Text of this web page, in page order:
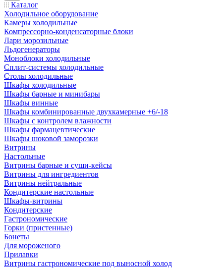
Каталог
Холодильное оборудование
Камеры холодильные
Компрессорно-конденсаторные блоки
Лари морозильные
Льдогенераторы
Моноблоки холодильные
Сплит-системы холодильные
Столы холодильные
Шкафы холодильные
Шкафы барные и минибары
Шкафы винные
Шкафы комбинированные двухкамерные +6/-18
Шкафы с контролем влажности
Шкафы фармацевтические
Шкафы шоковой заморозки
Витрины
Настольные
Витрины барные и суши-кейсы
Витрины для ингредиентов
Витрины нейтральные
Кондитерские настольные
Шкафы-витрины
Кондитерские
Гастрономические
Горки (пристенные)
Бонеты
Для мороженого
Прилавки
Витрины гастрономические под выносной холод